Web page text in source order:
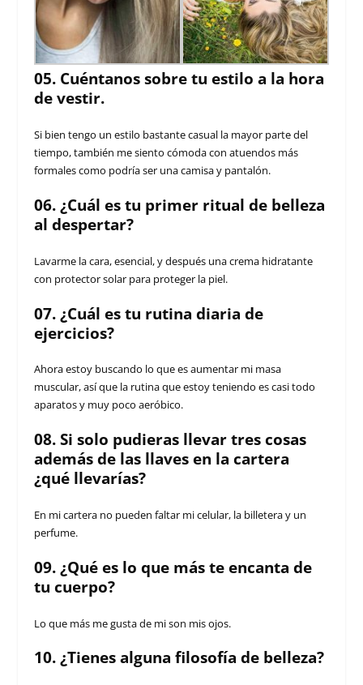
05. Cuéntanos sobre tu estilo a la hora
de vestir.
Si bien tengo un estilo bastante casual la mayor parte del
tiempo, también me siento cómoda con atuendos más
formales como podría ser una camisa y pantalón.
06. ¿Cuál es tu primer ritual de belleza
al despertar?
Lavarme la cara, esencial, y después una crema hidratante
con protector solar para proteger la piel.
07. ¿Cuál es tu rutina diaria de
ejercicios?
Ahora estoy buscando lo que es aumentar mi masa
muscular, así que la rutina que estoy teniendo es casi todo
aparatos y muy poco aeróbico.
08. Si solo pudieras llevar tres cosas
además de las llaves en la cartera
¿qué llevarías?
En mi cartera no pueden faltar mi celular, la billetera y un
perfume.
09. ¿Qué es lo que más te encanta de
tu cuerpo?
Lo que más me gusta de mi son mis ojos.
10. ¿Tienes alguna filosofía de belleza?